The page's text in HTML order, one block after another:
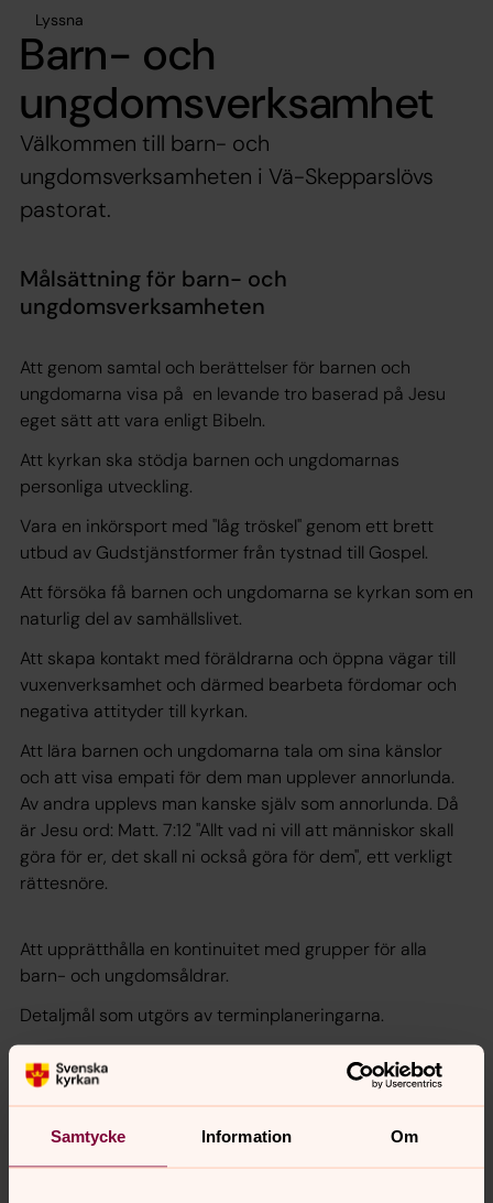
Samtycke Information Om
Lyssna
Barn- och
ungdomsverksamhet
Välkommen till barn- och
ungdomsverksamheten i Vä-Skepparslövs
pastorat.
Målsättning för barn- och
ungdomsverksamheten
Att genom samtal och berättelser för barnen och
ungdomarna visa på en levande tro baserad på Jesu
eget sätt att vara enligt Bibeln.
Att kyrkan ska stödja barnen och ungdomarnas
personliga utveckling.
Vara en inkörsport med "låg tröskel" genom ett brett
utbud av Gudstjänstformer från tystnad till Gospel.
Att försöka få barnen och ungdomarna se kyrkan som en
naturlig del av samhällslivet.
Att skapa kontakt med föräldrarna och öppna vägar till
vuxenverksamhet och därmed bearbeta fördomar och
negativa attityder till kyrkan.
Att lära barnen och ungdomarna tala om sina känslor
och att visa empati för dem man upplever annorlunda.
Av andra upplevs man kanske själv som annorlunda. Då
är Jesu ord: Matt. 7:12 "Allt vad ni vill att människor skall
göra för er, det skall ni också göra för dem", ett verkligt
rättesnöre.
Att upprätthålla en kontinuitet med grupper för alla
barn- och ungdomsåldrar.
Detaljmål som utgörs av terminplaneringarna.
Vä-Skepparslövs barn- och
ungdomsverksamhet